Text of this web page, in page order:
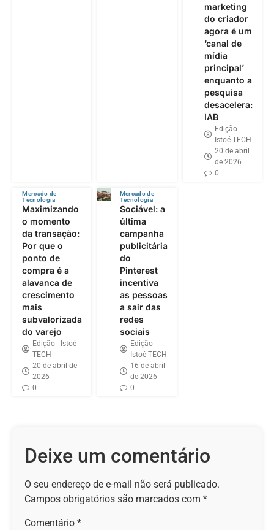
marketing
do criador
agora é um
‘canal de
mídia
principal’
enquanto a
pesquisa
desacelera:
IAB
Edição -
Istoé TECH
20 de abril
de 2026
0
Mercado de
Tecnologia
Maximizando
o momento
da transação:
Por que o
ponto de
compra é a
alavanca de
crescimento
mais
subvalorizada
do varejo
Edição - Istoé
TECH
20 de abril de
2026
0
Mercado de
Tecnologia
Sociável: a
última
campanha
publicitária
do
Pinterest
incentiva
as pessoas
a sair das
redes
sociais
Edição -
Istoé TECH
16 de abril
de 2026
0
Deixe um comentário
O seu endereço de e-mail não será publicado.
Campos obrigatórios são marcados com *
Comentário *